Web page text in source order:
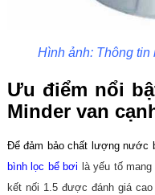
Hình ảnh: Thông tin
Ưu điểm nổi
Minder van
Để đảm bảo chất lượng nước
bình lọc bể bơi là yếu tố
kết nối 1.5 được đánh giá